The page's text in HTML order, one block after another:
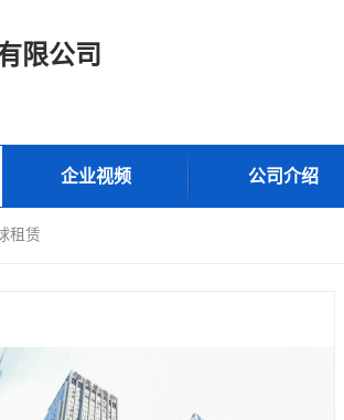
限公司
企业视频 公司介绍
租赁